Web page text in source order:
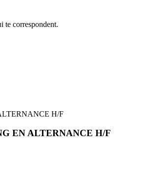
te correspondent.
H/F
EN ALTERNANCE H/F